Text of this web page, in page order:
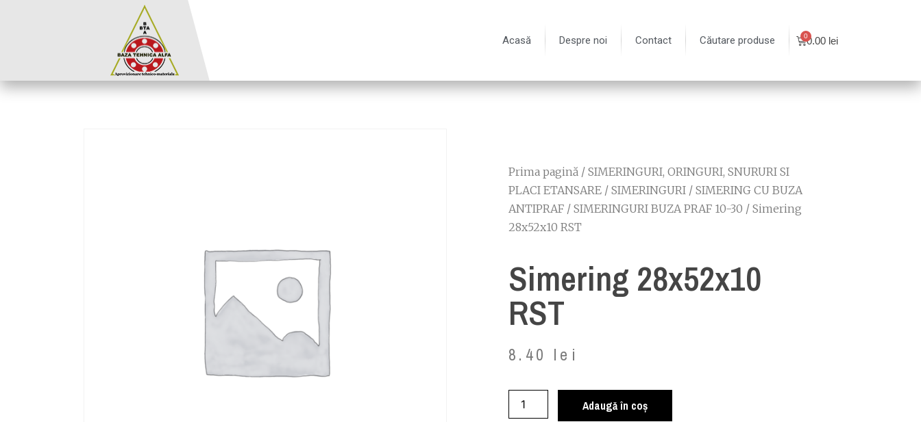
Acasă Despre noi Contact Căutare produse 0.00 lei
Prima pagină / SIMERINGURI, ORINGURI, SNURURI SI
PLACI ETANSARE / SIMERINGURI / SIMERING CU BUZA
ANTIPRAF / SIMERINGURI BUZA PRAF 10-30 / Simering
28x52x10 RST
Simering 28x52x10
RST
8.40 lei
Adaugă în coș